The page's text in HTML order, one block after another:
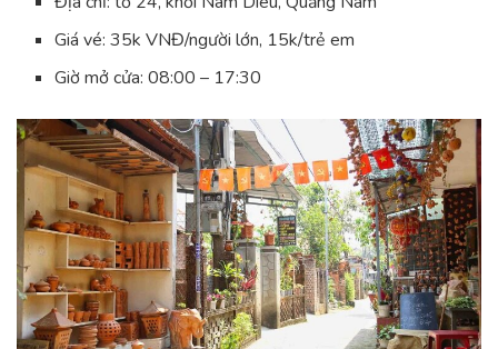
Giá vé: 35k VNĐ/người lớn, 15k/trẻ em
Giờ mở cửa: 08:00 – 17:30